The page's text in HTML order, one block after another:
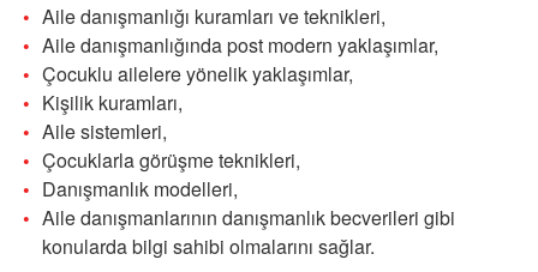
Aile danışmanlığı kuramları ve teknikleri,
Aile danışmanlığında post modern yaklaşımlar,
Çocuklu ailelere yönelik yaklaşımlar,
Kişilik kuramları,
Aile sistemleri,
Çocuklarla görüşme teknikleri,
Danışmanlık modelleri,
Aile danışmanlarının danışmanlık becverileri gibi
konularda bilgi sahibi olmalarını sağlar.